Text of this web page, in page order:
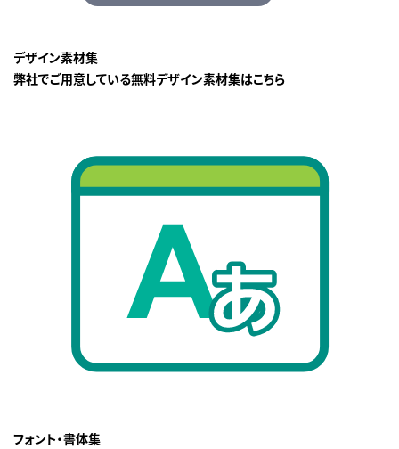
デザイン素材集
弊社でご用意している無料デザイン素材集はこちら
フォント・書体集